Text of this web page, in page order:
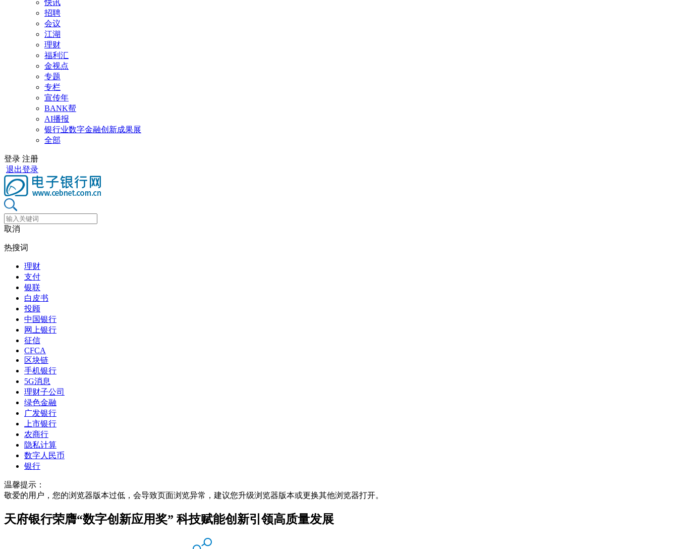
快讯
招聘
会议
江湖
理财
福利汇
金视点
专题
专栏
宣传年
BANK帮
AI播报
银行业数字金融创新成果展
全部
登录 注册
退出登录
取消
热搜词
理财
支付
银联
白皮书
投顾
中国银行
网上银行
征信
CFCA
区块链
手机银行
5G消息
理财子公司
绿色金融
广发银行
上市银行
农商行
隐私计算
数字人民币
银行
温馨提示：
敬爱的用户，您的浏览器版本过低，会导致页面浏览异常，建议您升级浏览器版本或更换其他浏览器打开。
天府银行荣膺“数字创新应用奖” 科技赋能创新引领高质量发展